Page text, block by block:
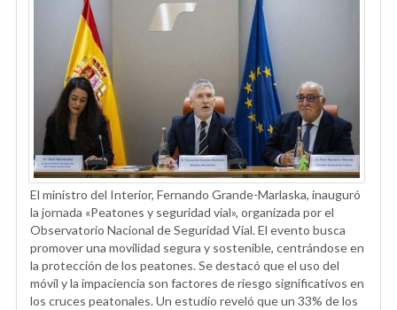
El ministro del Interior, Fernando Grande-Marlaska, inauguró
la jornada «Peatones y seguridad vial», organizada por el
Observatorio Nacional de Seguridad Vial. El evento busca
promover una movilidad segura y sostenible, centrándose en
la protección de los peatones. Se destacó que el uso del
móvil y la impaciencia son factores de riesgo significativos en
los cruces peatonales. Un estudio reveló que un 33% de los